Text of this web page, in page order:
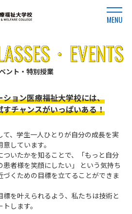
MENU
ント・特別授業
ション医療福祉大学校には、
すチャンスがいっぱいある！
、学生一人ひとりが自分の成長を実
しています。
ついたかを知ることで、「もっと自分
者様を笑顔にしたい」
という気持ち
くための目標を立てることができま
を叶えられるよう、私たちは技術と
します。